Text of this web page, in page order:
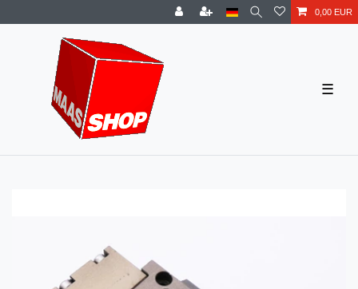
0,00 EUR
☰